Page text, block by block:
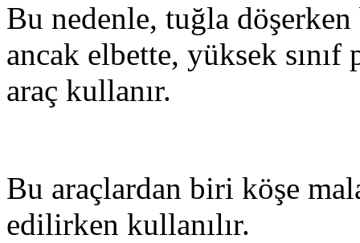
Bu nedenle, tuğla
ancak elbette, yüksek
araç kullanır.
Bu araçlardan biri köşe
edilirken kullanılır.